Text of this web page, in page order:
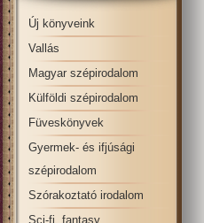
Új könyveink
Vallás
Magyar szépirodalom
Külföldi szépirodalom
Füveskönyvek
Gyermek- és ifjúsági
szépirodalom
Szórakoztató irodalom
Sci-fi, fantasy